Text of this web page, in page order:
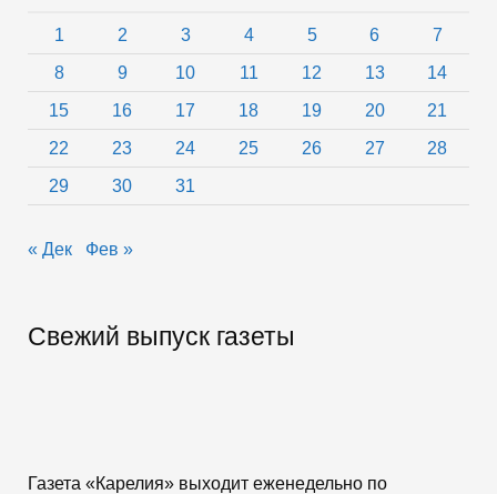
1 2 3 4 5 6
7
8
9 10 11 12 13
14
15
16 17 18 19 20
21
22
23 24 25 26 27
28
29
30 31
« Дек Фев »
Свежий выпуск газеты
Газета «Карелия» выходит еженедельно по